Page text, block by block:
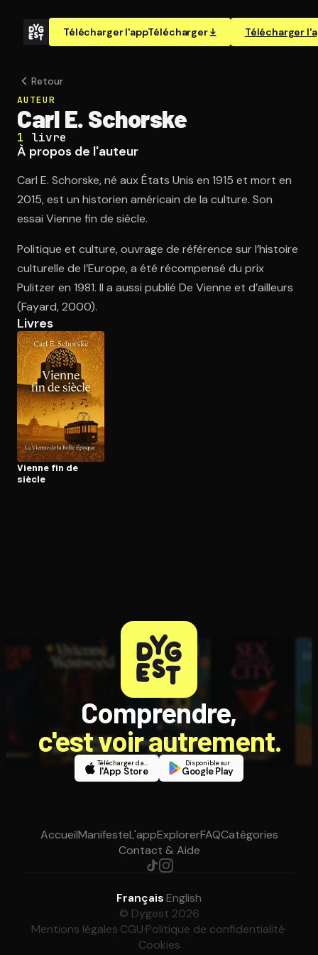
Télécharger l'appTélécharger Télécharger
Ouvre l'app Appareil photo, pointe sur le code. C'est gratuit à
Retour
AUTEUR
Carl E. Schorske
1 livre
À propos de l'auteur
Carl E. Schorske, né aux États Unis en 1915 et mort en
2015, est un historien américain de la culture. Son
essai Vienne fin de siècle.
Politique et culture, ouvrage de référence sur l’histoire
culturelle de l’Europe, a été récompensé du prix
Pulitzer en 1981. Il a aussi publié De Vienne et d’ailleurs
(Fayard, 2000).
Livres
Vienne fin de
siècle
Comprendre,
c'est voir autrement.
Télécharger dans
l'App Store
Disponible sur
Google Play
AccueilManifesteL'appExplorerFAQCatégories
Contact & Aide
Français·English
© Dygest 2026
Mentions légales·CGU·Politique de confidentialité·
Cookies